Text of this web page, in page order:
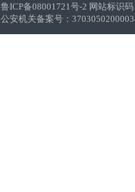
鲁ICP备08001721号-2 网站标识
公安机关备案号：